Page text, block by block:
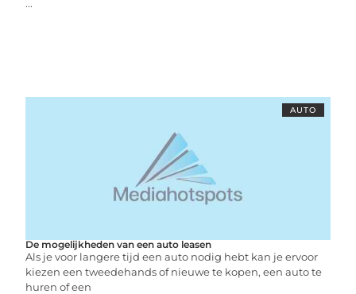
...
AUTO
De mogelijkheden van een auto leasen
Als je voor langere tijd een auto nodig hebt kan je ervoor
kiezen een tweedehands of nieuwe te kopen, een auto te
huren of een